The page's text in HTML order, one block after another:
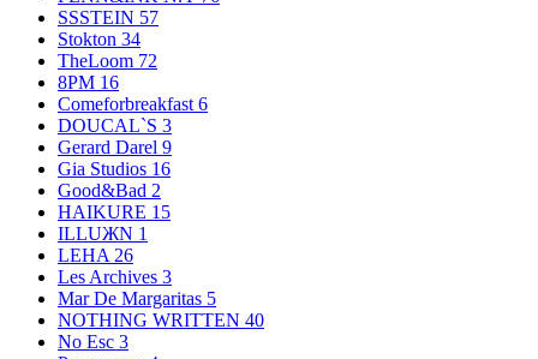
SSSTEIN 57
Stokton 34
TheLoom 72
8PM 16
Comeforbreakfast 6
DOUCAL`S 3
Gerard Darel 9
Gia Studios 16
Good&Bad 2
HAIKURE 15
ILLUЖN 1
LEHA 26
Les Archives 3
Mar De Margaritas 5
NOTHING WRITTEN 40
No Esc 3